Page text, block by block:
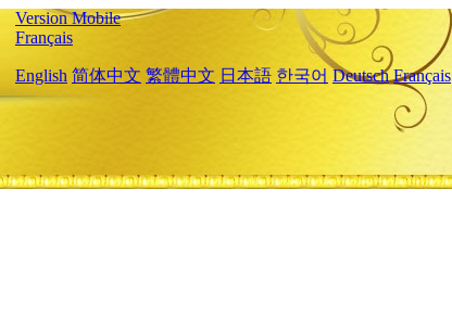
Version Mobile
Français
English 简体中文 繁體中文 日本語 한국어 Deutsch Français